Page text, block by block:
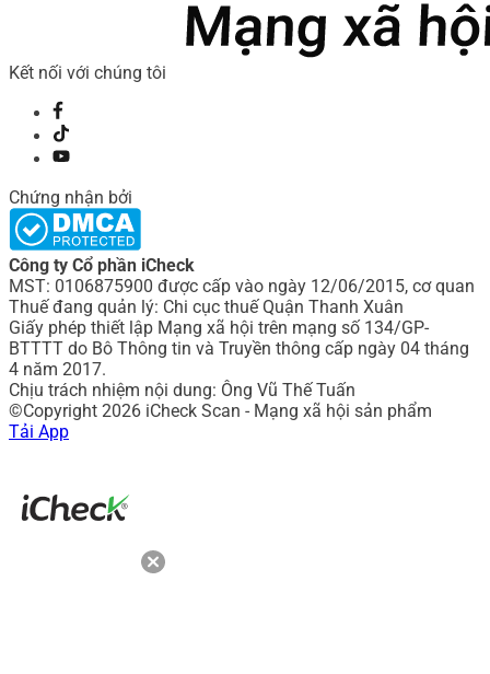
Kết nối với chúng tôi
Chứng nhận bởi
Công ty Cổ phần iCheck
MST: 0106875900 được cấp vào ngày 12/06/2015, cơ quan
Thuế đang quản lý: Chi cục thuế Quận Thanh Xuân
Giấy phép thiết lập Mạng xã hội trên mạng số 134/GP-
BTTTT do Bô Thông tin và Truyền thông cấp ngày 04 tháng
4 năm 2017.
Chịu trách nhiệm nội dung: Ông Vũ Thế Tuấn
©Copyright 2026 iCheck Scan - Mạng xã hội sản phẩm
Tải App